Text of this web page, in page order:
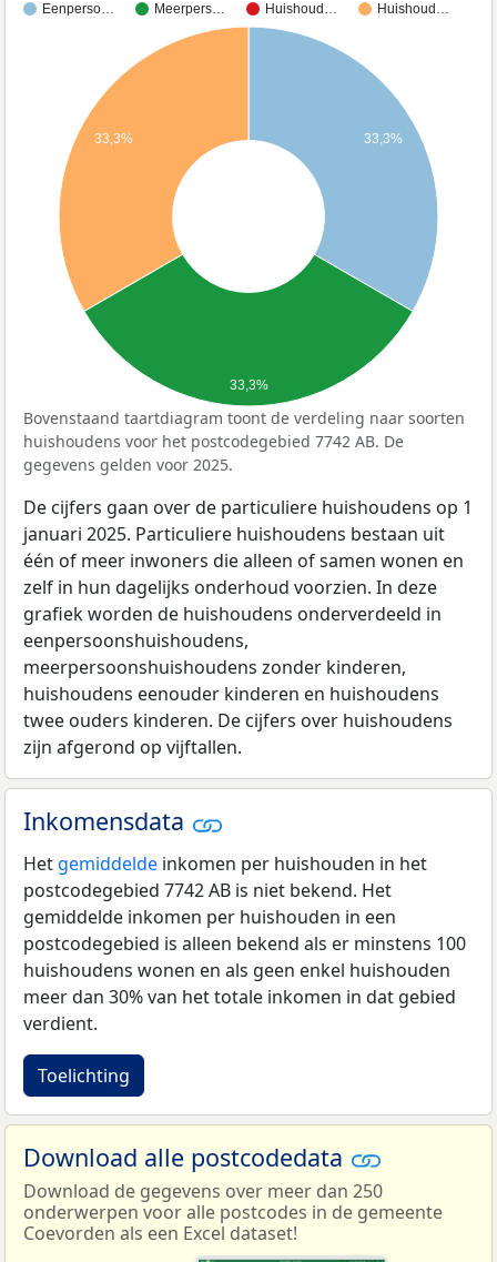
Eenperso… Meerpers… Huishoud… Huishoud…
33,3%
33,3%
33,3%
Bovenstaand taartdiagram toont de verdeling naar soorten
huishoudens voor het postcodegebied 7742 AB. De
gegevens gelden voor 2025.
De cijfers gaan over de particuliere huishoudens op 1
januari 2025. Particuliere huishoudens bestaan uit
één of meer inwoners die alleen of samen wonen en
zelf in hun dagelijks onderhoud voorzien. In deze
grafiek worden de huishoudens onderverdeeld in
eenpersoonshuishoudens,
meerpersoonshuishoudens zonder kinderen,
huishoudens eenouder kinderen en huishoudens
twee ouders kinderen. De cijfers over huishoudens
zijn afgerond op vijftallen.
Inkomensdata
Het gemiddelde inkomen per huishouden in het
postcodegebied 7742 AB is niet bekend. Het
gemiddelde inkomen per huishouden in een
postcodegebied is alleen bekend als er minstens 100
huishoudens wonen en als geen enkel huishouden
meer dan 30% van het totale inkomen in dat gebied
verdient.
Toelichting
Download alle postcodedata
Download de gegevens over meer dan 250
onderwerpen voor alle postcodes in de gemeente
Coevorden als een Excel dataset!